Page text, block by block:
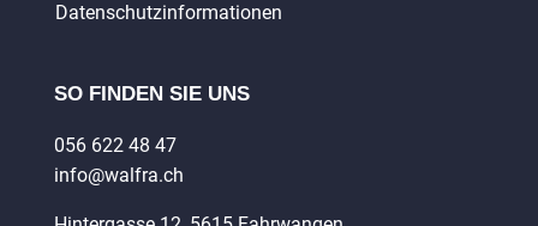
Datenschutzinformationen
SO FINDEN SIE UNS
056 622 48 47
info@walfra.ch